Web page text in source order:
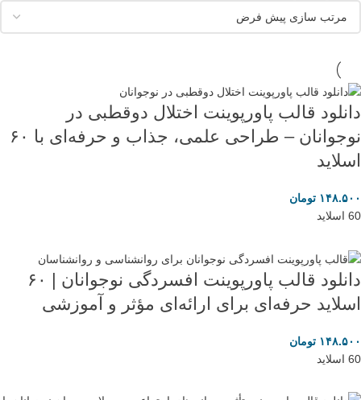
دانلود قالب پاورپوینت اختلال دوقطبی در
نوجوانان – طراحی علمی، جذاب و حرفه‌ای با ۶۰
اسلاید
۱۴۸.۵۰۰ تومان
60 اسلاید
دانلود قالب پاورپوینت افسردگی نوجوانان | ۶۰
اسلاید حرفه‌ای برای ارائه‌ای مؤثر و آموزشی
۱۴۸.۵۰۰ تومان
60 اسلاید